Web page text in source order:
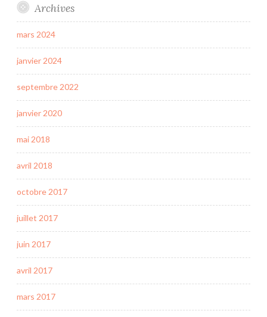
Archives
mars 2024
janvier 2024
septembre 2022
janvier 2020
mai 2018
avril 2018
octobre 2017
juillet 2017
juin 2017
avril 2017
mars 2017